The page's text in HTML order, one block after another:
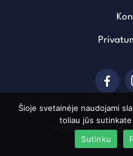
© 2026 UAB
Sukurta:
Šioje svetainėje naudojami
toliau jūs
Sutinku